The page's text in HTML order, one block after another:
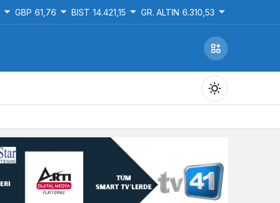
GBP 61,76 BIST 14.421,15 GR. ALTIN 6.310,53
Gündüz Modu
Gündüz modunu seçin.